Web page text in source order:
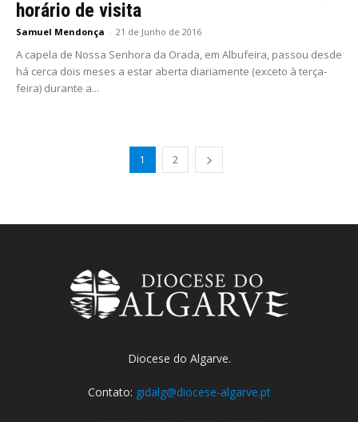
horário de visita
Samuel Mendonça - 21 de Junho de 2016
A capela de Nossa Senhora da Orada, em Albufeira, passou desde
há cerca dois meses a estar aberta diariamente (exceto à terça-
feira) durante a...
1 2
Diocese do Algarve.
Contato: gidalg@diocese-algarve.pt